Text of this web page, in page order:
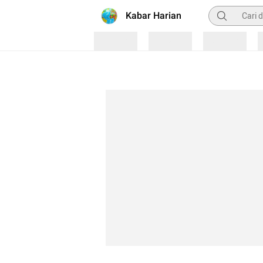
Kabar Harian Pencarian